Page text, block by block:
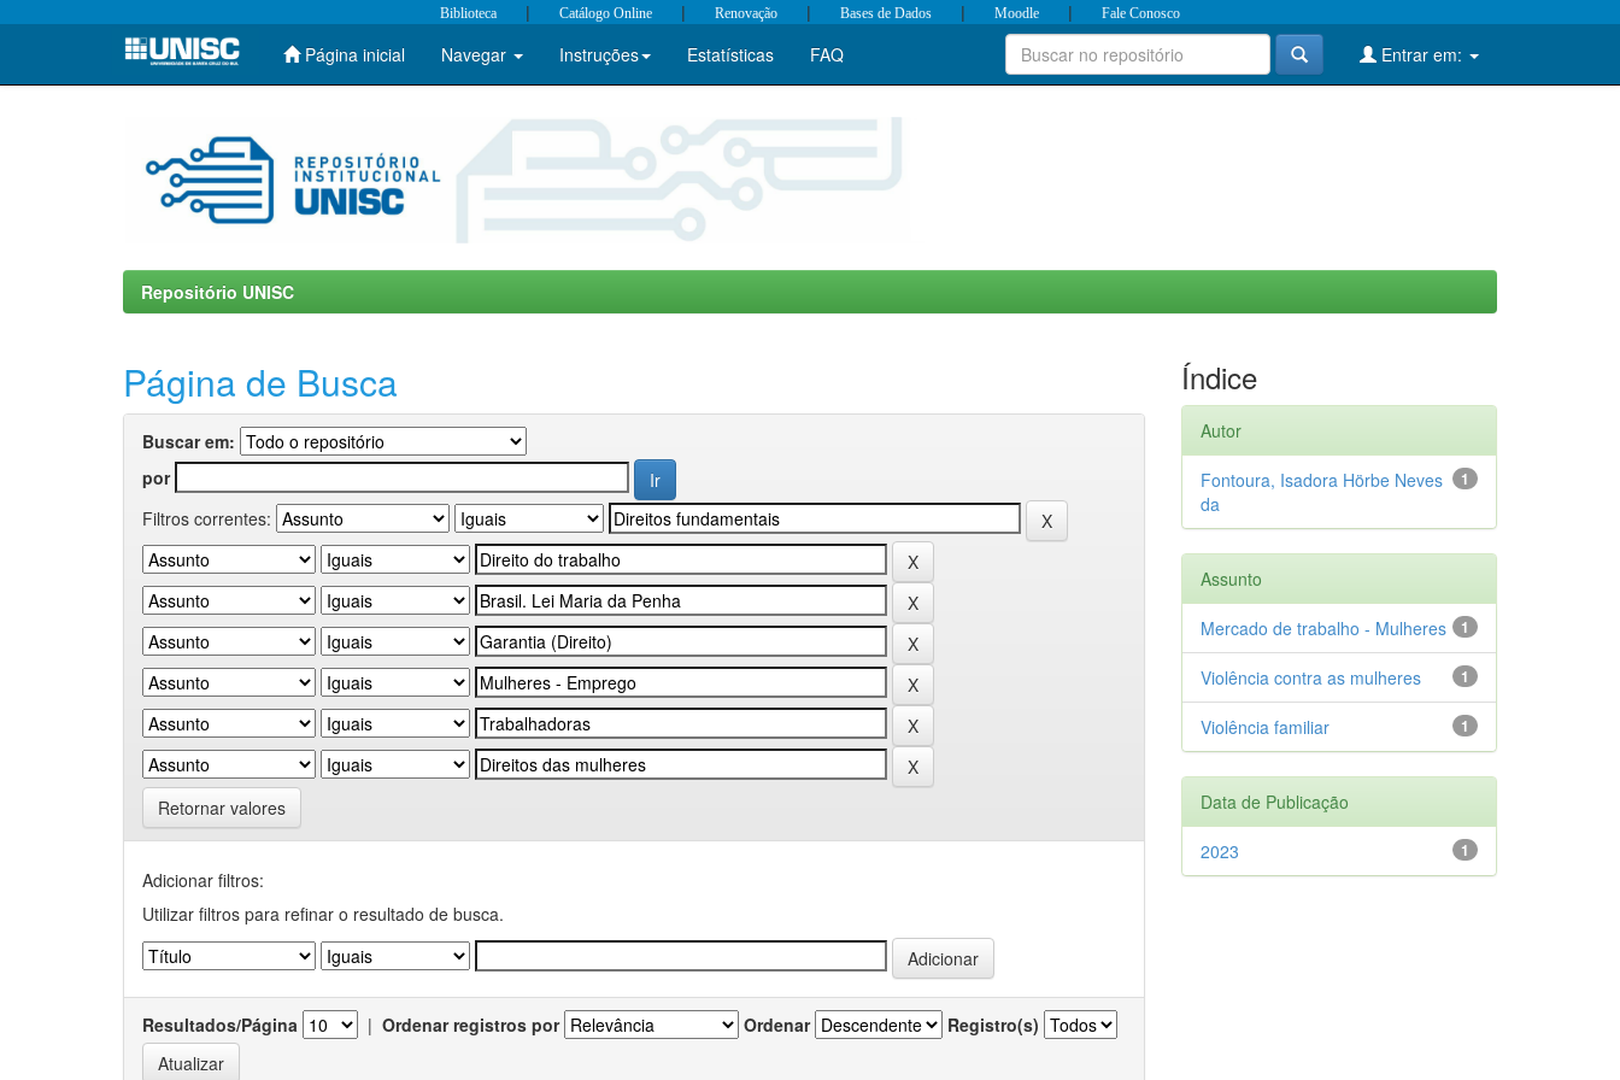
Skip
Biblioteca | Catálogo Online | Renovação | Bases de Dados | Moodle | Fale Conosco
Página inicial Navegar Instruções Estatísticas FAQ Entrar em:
Repositório UNISC
Página de Busca
Buscar em:
por
Filtros correntes:
Retornar valores
Adicionar filtros:
Utilizar filtros para refinar o resultado de busca.
Resultados/Página | Ordenar registros por Ordenar Registro(s)
Índice
Autor
1
Fontoura, Isadora Hörbe Neves
da
Assunto
1
Mercado de trabalho - Mulheres
1
Violência contra as mulheres
1
Violência familiar
Data de Publicação
1
2023